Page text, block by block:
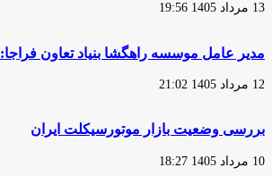
13 مرداد 1405 19:56
مدیر عامل موسسه راهگشا بنیاد تعاون
12 مرداد 1405 21:02
بررسی وضعیت بازار موتورسیکلت ایران
10 مرداد 1405 18:27